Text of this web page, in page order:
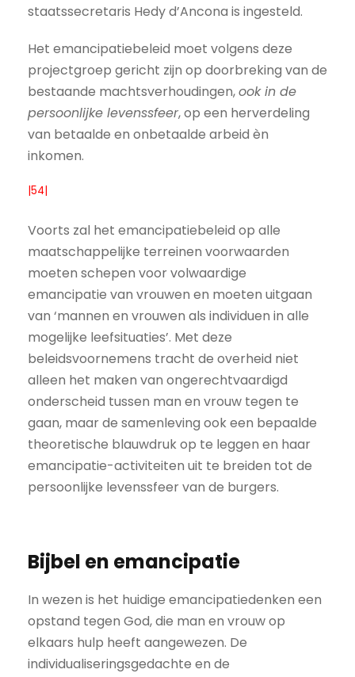
staatssecretaris Hedy d’Ancona is ingesteld.
Het emancipatiebeleid moet volgens deze
projectgroep gericht zijn op doorbreking van de
bestaande machtsverhoudingen,ook in de
persoonlijke levenssfeer, op een herverdeling
van betaalde en onbetaalde arbeid èn
inkomen.
|54|
Voorts zal het emancipatiebeleid op alle
maatschappelijke terreinen voorwaarden
moeten schepen voor volwaardige
emancipatie van vrouwen en moeten uitgaan
van ‘mannen en vrouwen als individuen in alle
mogelijke leefsituaties’. Met deze
beleidsvoornemens tracht de overheid niet
alleen het maken van ongerechtvaardigd
onderscheid tussen man en vrouw tegen te
gaan, maar de samenleving ook een bepaalde
theoretische blauwdruk op te leggen en haar
emancipatie-activiteiten uit te breiden tot de
persoonlijke levenssfeer van de burgers.
Bijbel en emancipatie
In wezen is het huidige emancipatiedenken een
opstand tegen God, die man en vrouw op
elkaars hulp heeft aangewezen. De
individualiseringsgedachte en de